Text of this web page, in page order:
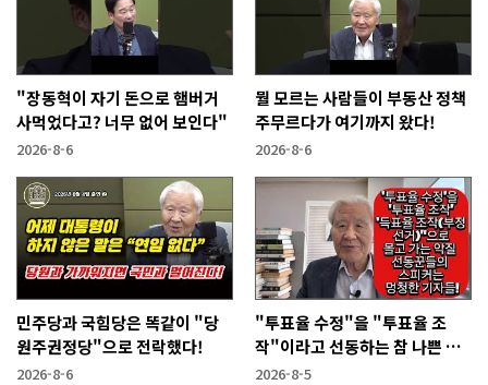
"장동혁이 자기 돈으로 햄버거
사먹었다고? 너무 없어 보인다"
2026-8-6
뭘 모르는 사람들이 부동산 정책
주무르다가 여기까지 왔다!
2026-8-6
민주당과 국힘당은 똑같이 "당
원주권정당"으로 전락했다!
2026-8-6
"투표율 수정"을 "투표율 조
작"이라고 선동하는 참 나쁜 사
람들!
2026-8-5